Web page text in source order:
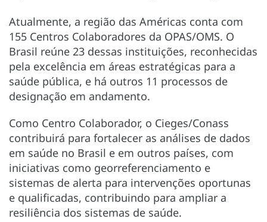
Atualmente, a região das Américas conta com
155 Centros Colaboradores da OPAS/OMS. O
Brasil reúne 23 dessas instituições, reconhecidas
pela excelência em áreas estratégicas para a
saúde pública, e há outros 11 processos de
designação em andamento.
Como Centro Colaborador, o Cieges/Conass
contribuirá para fortalecer as análises de dados
em saúde no Brasil e em outros países, com
iniciativas como georreferenciamento e
sistemas de alerta para intervenções oportunas
e qualificadas, contribuindo para ampliar a
resiliência dos sistemas de saúde.